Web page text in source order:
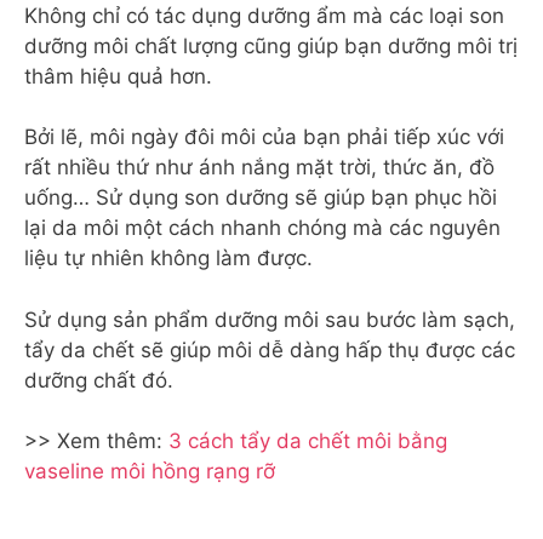
Không chỉ có tác dụng dưỡng ẩm mà các loại son
dưỡng môi chất lượng cũng giúp bạn dưỡng môi trị
thâm hiệu quả hơn.
Bởi lẽ, môi ngày đôi môi của bạn phải tiếp xúc với
rất nhiều thứ như ánh nắng mặt trời, thức ăn, đồ
uống… Sử dụng son dưỡng sẽ giúp bạn phục hồi
lại da môi một cách nhanh chóng mà các nguyên
liệu tự nhiên không làm được.
Sử dụng sản phẩm dưỡng môi sau bước làm sạch,
tẩy da chết sẽ giúp môi dễ dàng hấp thụ được các
dưỡng chất đó.
>> Xem thêm: 3 cách tẩy da chết môi bằng
vaseline môi hồng rạng rỡ